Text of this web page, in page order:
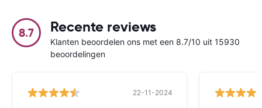
8.7 Recente reviews
Klanten beoordelen ons met een 8.7/10 uit 15930
beoordelingen
22-11-2024